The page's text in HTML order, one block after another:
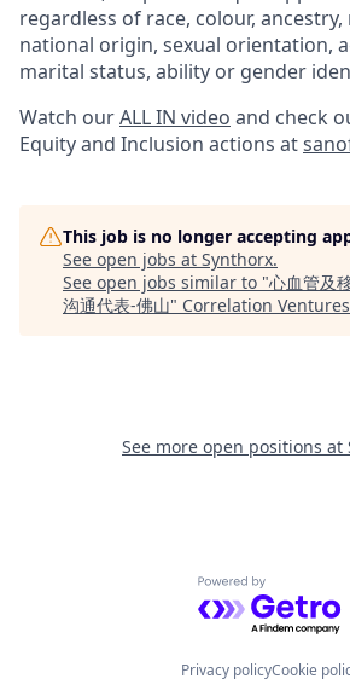
regardless of race, colour, ancestry,
national origin, sexual orientation,
marital status, ability or gender
Watch ourALL IN video and check
Equity and Inclusion actions at
This job is no longer accepting
See open jobs at Synthorx.
See open jobs similar to "心血管及
沟通代表-佛山" Correlation Ventures
See more open positions at
Powered by
Privacy policyCookie